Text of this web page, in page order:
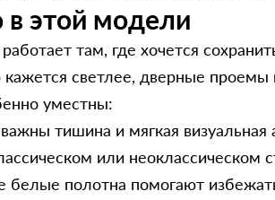
этой модели
там, где хочется
кажется светлее, дверные
уместны:
тишина и мягкая визуальная
или неоклассическом
белые полотна помогают